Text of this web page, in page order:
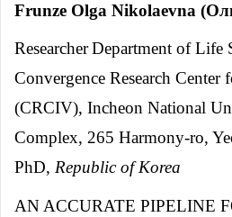
Frunze Olga Nikolaevna (
ResearcherDepartment of Life
Convergence Research Center
(CRCIV), Incheon National
Complex, 265 Harmony-ro,
PhD, Republic of Korea
AN ACCURATE PIPELINE